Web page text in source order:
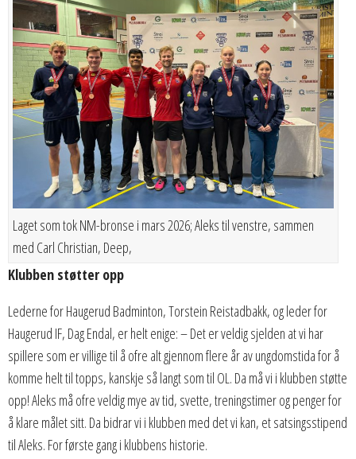
Laget som tok NM-bronse i mars 2026; Aleks til venstre, sammen
med Carl Christian, Deep,
Klubben støtter opp
Lederne for Haugerud Badminton, Torstein Reistadbakk, og leder for
Haugerud IF, Dag Endal, er helt enige: – Det er veldig sjelden at vi har
spillere som er villige til å ofre alt gjennom flere år av ungdomstida for å
komme helt til topps, kanskje så langt som til OL. Da må vi i klubben støtte
opp! Aleks må ofre veldig mye av tid, svette, treningstimer og penger for
å klare målet sitt. Da bidrar vi i klubben med det vi kan, et satsingsstipend
til Aleks. For første gang i klubbens historie.